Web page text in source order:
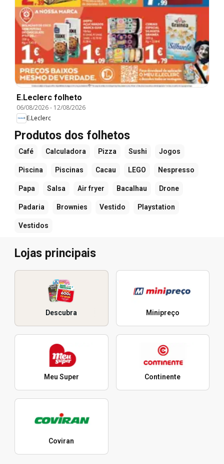
E.Leclerc folheto
06/08/2026- 12/08/2026
E.Leclerc
Produtos dos folhetos
Café Calculadora Pizza Sushi Jogos
Piscina Piscinas Cacau LEGO Nespresso
Papa Salsa Air fryer Bacalhau Drone
Padaria Brownies Vestido Playstation
Vestidos
Lojas principais
Descubra Minipreço
Meu Super Continente
Coviran